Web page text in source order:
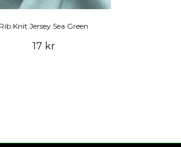
Rib Knit Jersey Sea Green
17 kr